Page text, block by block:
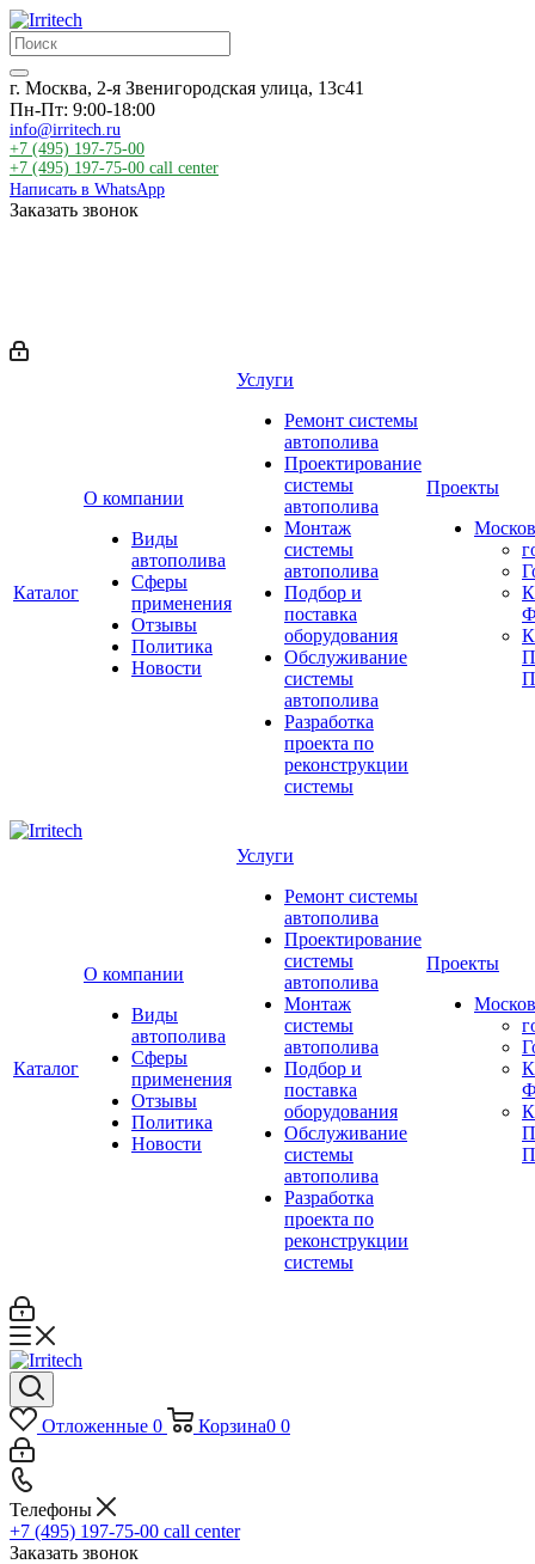
г. Москва, 2-я Звенигородская улица, 13с41
Пн-Пт: 9:00-18:00
info@irritech.ru
+7 (495) 197-75-00
+7 (495) 197-75-00 call center
Написать в WhatsApp
Заказать звонок
Каталог
О компании
Виды
автополива
Сферы
применения
Отзывы
Политика
Новости
Услуги
Ремонт системы
автополива
Проектирование
системы
автополива
Монтаж
системы
автополива
Подбор и
поставка
оборудования
Обслуживание
системы
автополива
Разработка
проекта по
реконструкции
системы
Проекты
Каталог
О компании
Виды
автополива
Сферы
применения
Отзывы
Политика
Новости
Услуги
Ремонт системы
автополива
Проектирование
системы
автополива
Монтаж
системы
автополива
Подбор и
поставка
оборудования
Обслуживание
системы
автополива
Разработка
проекта по
реконструкции
системы
Проекты
Отложенные 0 Корзина0 0
Телефоны
+7 (495) 197-75-00 call center
Заказать звонок